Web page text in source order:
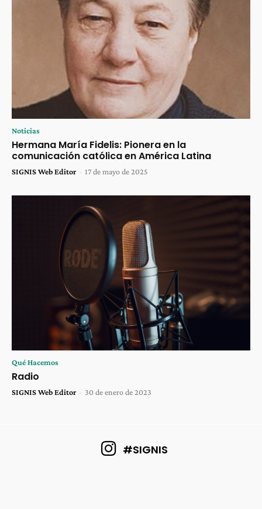
Noticias
Hermana María Fidelis: Pionera en la
comunicación católica en América Latina
SIGNIS Web Editor - 17 de mayo de 2025
Qué Hacemos
Radio
SIGNIS Web Editor - 30 de enero de 2023
#SIGNIS